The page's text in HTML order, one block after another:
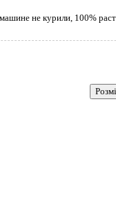
не курили, 100%